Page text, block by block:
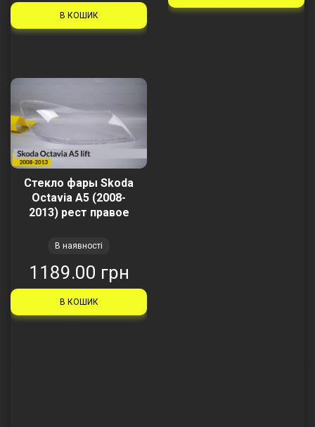
В КОШИК
Стекло фары Skoda
Octavia A5 (2008-
2013) рест правое
В наявності
1189.00 грн
В КОШИК